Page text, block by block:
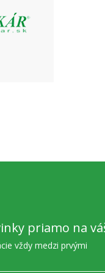
priamo na
vždy medzi prvými